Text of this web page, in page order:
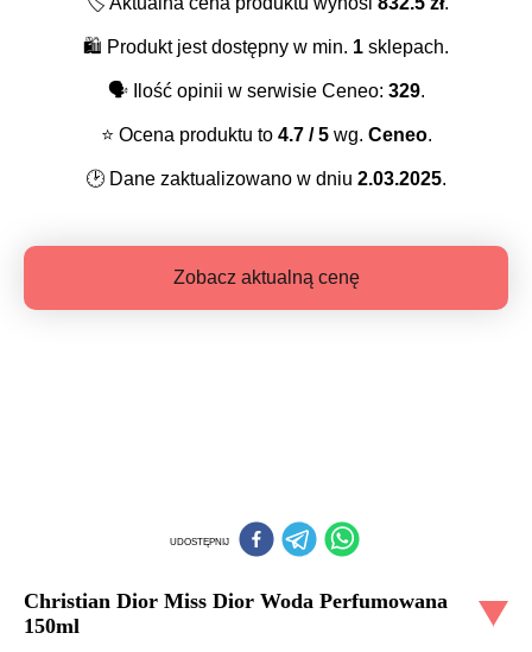
🛍️ Produkt jest dostępny w min. 1 sklepach.
🗣️Ilość opinii w serwisie Ceneo: 329.
⭐️ Ocena produktu to 4.7/ 5wg. Ceneo.
🕑 Dane zaktualizowano w dniu 2.03.2025.
Zobacz aktualną cenę
UDOSTĘPNIJ
Christian Dior Miss Dior Woda Perfumowana
150ml